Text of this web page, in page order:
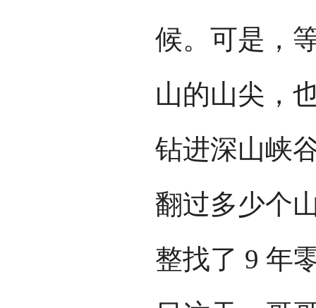
候。可是，
山的山尖，
钻进深山峡
翻过多少个
整找了 9 年